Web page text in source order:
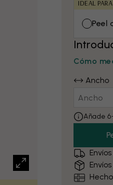
IDEAL
Peel
Cómo
Ancho
Añade